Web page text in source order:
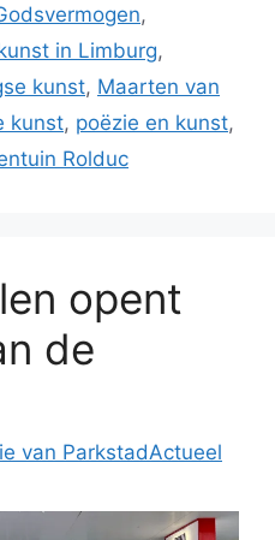
,
in Limburg,
kunst, Maarten van
kunst, poëzie en kunst,
Rolduc
opent
de
van ParkstadActueel